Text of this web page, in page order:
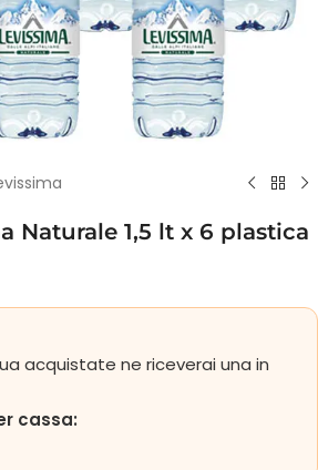
Naturale 1,5 lt x 6 plastica
acquistate ne riceverai una in
cassa: